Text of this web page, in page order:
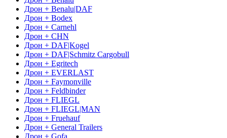
Дрон + Benalu|DAF
Дрон + Bodex
Дрон + Carnehl
Дрон + CHN
Дрон + DAF|Kogel
Дрон + DAF|Schmitz Cargobull
Дрон + Egritech
Дрон + EVERLAST
Дрон + Faymonville
Дрон + Feldbinder
Дрон + FLIEGL
Дрон + FLIEGL|MAN
Дрон + Fruehauf
Дрон + General Trailers
Дрон + Gofa